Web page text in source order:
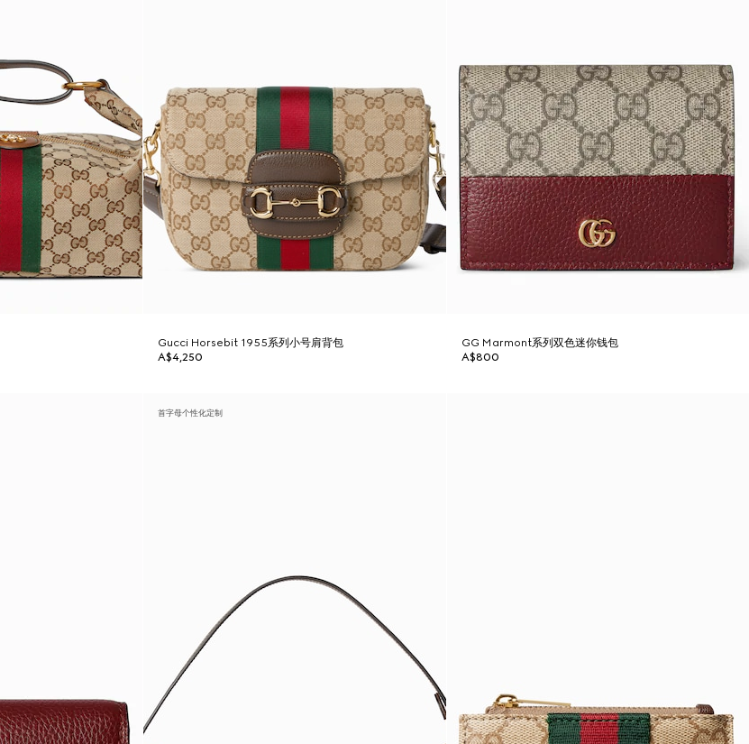
Gucci Horsebit 1955系列小号肩背包
A$4,250
GG Marmont系列双色迷你钱包
A$800
首字母个性化定制